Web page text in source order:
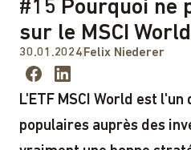
#15 Pourquoi ne
sur le MSCI
30.01.2024 Felix Niederer
L'ETF MSCI World est l'un
populaires auprès des